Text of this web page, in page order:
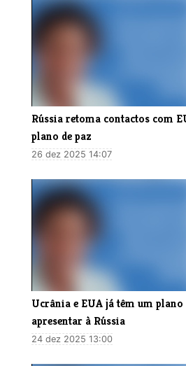
Rússia retoma contactos com
plano de paz
26 dez 2025 14:07
Ucrânia e EUA já têm um plano
apresentar à Rússia
24 dez 2025 13:00